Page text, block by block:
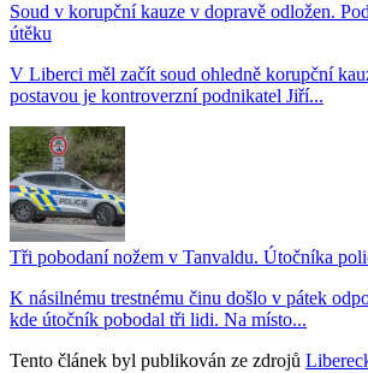
Soud v korupční kauze v dopravě odložen.
útěku
V Liberci měl začít soud ohledně korupční
postavou je kontroverzní podnikatel Jiří...
Tři pobodaní nožem v Tanvaldu. Útočníka
K násilnému trestnému činu došlo v pátek
kde útočník pobodal tři lidi. Na místo...
Tento článek byl publikován ze zdrojů